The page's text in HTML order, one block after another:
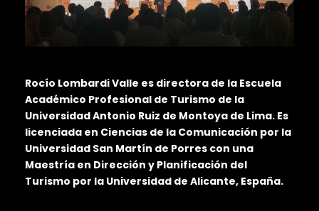
Rocío Lombardi Valle es directora de la Escuela
Académico Profesional de Turismo de la
Universidad Antonio Ruiz de Montoya de Lima. Es
licenciada en Ciencias de la Comunicación por la
Universidad San Martín de Porres con una
Maestría en Dirección y Planificación del
Turismo por la Universidad de Alicante, España.